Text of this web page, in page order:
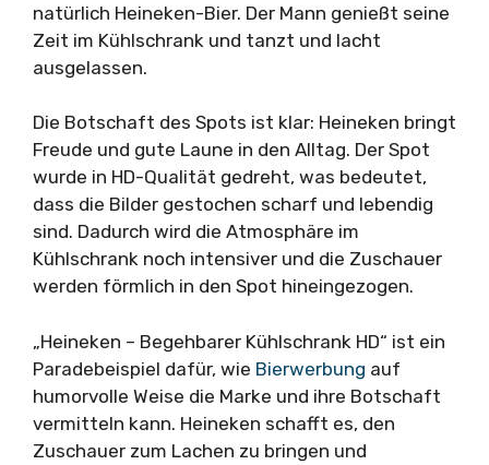
natürlich Heineken-Bier. Der Mann genießt seine
Zeit im Kühlschrank und tanzt und lacht
ausgelassen.
Die Botschaft des Spots ist klar: Heineken bringt
Freude und gute Laune in den Alltag. Der Spot
wurde in HD-Qualität gedreht, was bedeutet,
dass die Bilder gestochen scharf und lebendig
sind. Dadurch wird die Atmosphäre im
Kühlschrank noch intensiver und die Zuschauer
werden förmlich in den Spot hineingezogen.
„Heineken – Begehbarer Kühlschrank HD“ ist ein
Paradebeispiel dafür, wie Bierwerbung auf
humorvolle Weise die Marke und ihre Botschaft
vermitteln kann. Heineken schafft es, den
Zuschauer zum Lachen zu bringen und